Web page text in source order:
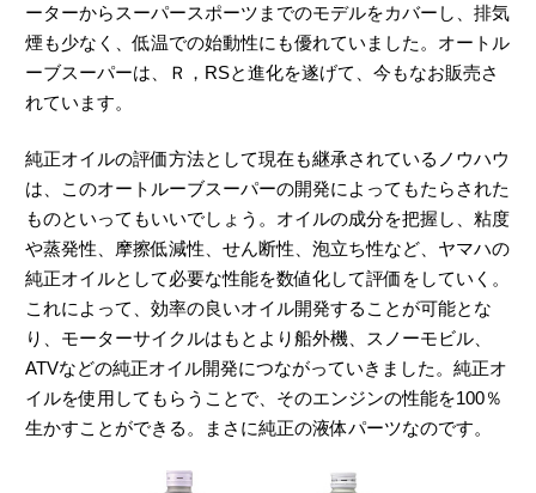
ーターからスーパースポーツまでのモデルをカバーし、排気
煙も少なく、低温での始動性にも優れていました。オートル
ーブスーパーは、Ｒ，RSと進化を遂げて、今もなお販売さ
れています。
純正オイルの評価方法として現在も継承されているノウハウ
は、このオートルーブスーパーの開発によってもたらされた
ものといってもいいでしょう。オイルの成分を把握し、粘度
や蒸発性、摩擦低減性、せん断性、泡立ち性など、ヤマハの
純正オイルとして必要な性能を数値化して評価をしていく。
これによって、効率の良いオイル開発することが可能とな
り、モーターサイクルはもとより船外機、スノーモビル、
ATVなどの純正オイル開発につながっていきました。純正オ
イルを使用してもらうことで、そのエンジンの性能を100％
生かすことができる。まさに純正の液体パーツなのです。